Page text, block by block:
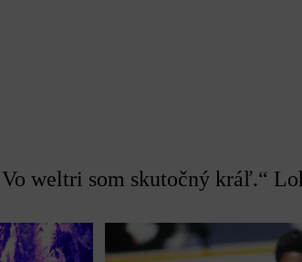
weltri som skutočný kráľ.“